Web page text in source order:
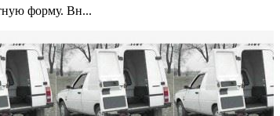
форму. Вн...